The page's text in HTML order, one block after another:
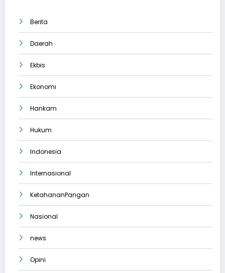
Berita
Daerah
Ekbis
Ekonomi
Hankam
Hukum
Indonesia
Internasional
KetahananPangan
Nasional
news
Opini